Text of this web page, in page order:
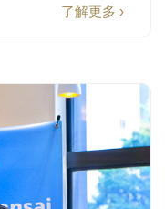
了解更多 ›